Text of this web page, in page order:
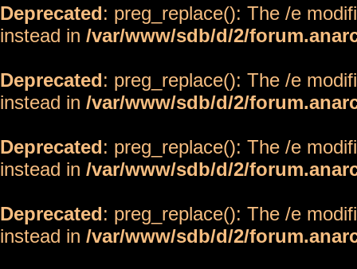
Deprecated: preg_replace(): The /e
instead in /var/www/sdb/d/2/
Deprecated: preg_replace(): The /e
instead in /var/www/sdb/d/2/
Deprecated: preg_replace(): The /e
instead in /var/www/sdb/d/2/
Deprecated: preg_replace(): The /e
instead in /var/www/sdb/d/2/